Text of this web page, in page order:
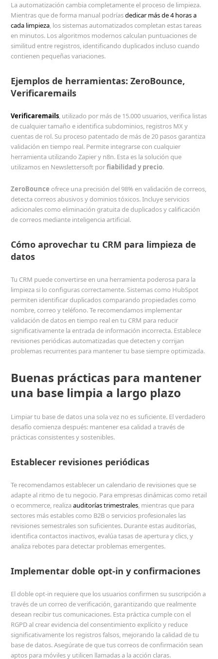
La automatización cambia completamente el proceso de limpieza.
Mientras que de forma manual podríasdedicar más de 4 horas a
cada limpieza, los sistemas automatizados completan estas tareas
en minutos. Los algoritmos modernos calculan puntuaciones de
similitud entre registros, identificando duplicados incluso cuando
contienen pequeñas variaciones.
Ejemplos de herramientas: ZeroBounce,
Verificaremails
Verificaremails, utilizado por más de 15.000 usuarios, verifica listas
de cualquier tamaño e identifica subdominios, registros MX y
cuentas de rol. Su proceso patentado de más de 20 pasos garantiza
validación en tiempo real. Permite integrarse con cualquier
herramienta utilizando Zapier y n8n. Esta es la solución que
utilizamos en Newslettersoft porfiabilidad y precio.
ZeroBounce ofrece una precisión del 98% en validación de correos,
detecta correos abusivos y dominios tóxicos. Incluye servicios
adicionales como eliminación gratuita de duplicados y calificación
de correos mediante inteligencia artificial.
Cómo aprovechar tu CRM para limpieza de
datos
Tu CRM puede convertirse en una herramienta poderosa para la
limpieza si lo configuras correctamente. Sistemas como HubSpot
permiten identificar duplicados comparando propiedades como
nombre, correo y teléfono. Te recomendamos implementar
validación de datos en tiempo real en tu CRM para reducir
significativamente la entrada de información incorrecta. Establece
revisiones periódicas automatizadas que detecten y corrijan
problemas recurrentes para mantener tu base siempre optimizada.
Buenas prácticas para mantener
una base limpia a largo plazo
Limpiar tu base de datos una sola vez no es suficiente. El verdadero
desafío comienza después: mantener esa calidad a través de
prácticas consistentes y sostenibles.
Establecer revisiones periódicas
Te recomendamos establecer un calendario de revisiones que se
adapte al ritmo de tu negocio. Para empresas dinámicas como retail
o ecommerce, realizaauditorías trimestrales, mientras que para
sectores más estables como B2B o servicios profesionales las
revisiones semestrales son suficientes. Durante estas auditorías,
identifica contactos inactivos, evalúa tasas de apertura y clics, y
analiza rebotes para detectar problemas emergentes.
Implementar doble opt-in y confirmaciones
El doble opt-in requiere que los usuarios confirmen su suscripción a
través de un correo de verificación, garantizando que realmente
desean recibir tus comunicaciones. Esta práctica cumple con el
RGPD al crear evidencia del consentimiento explícito y reduce
significativamente los registros falsos, mejorando la calidad de tu
base de datos. Asegúrate de que tus correos de confirmación sean
aptos para móviles y utilicen llamadas a la acción claras.